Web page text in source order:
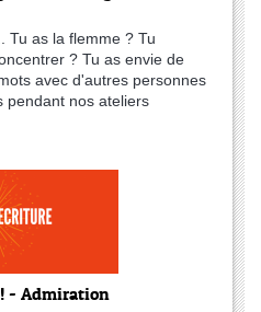
Tu as la flemme ? Tu
? Tu as envie de
avec d'autres personnes
pendant nos ateliers
- Admiration